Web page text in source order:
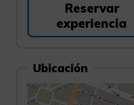
Reservar
experiencia
Ubicación